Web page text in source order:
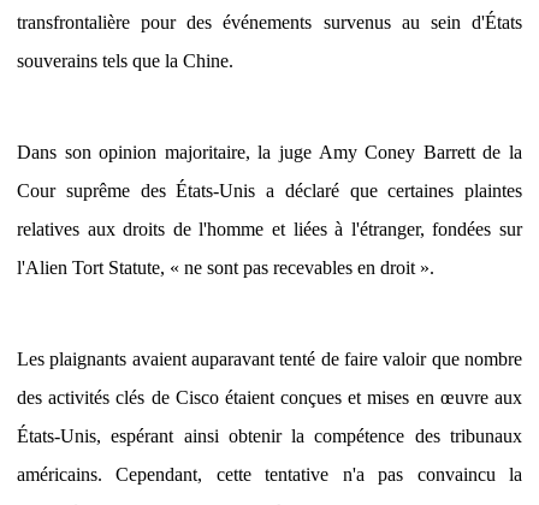
transfrontalière pour des événements survenus au sein d'États
souverains tels que la Chine.
Dans son opinion majoritaire, la juge Amy Coney Barrett de la
Cour suprême des États-Unis a déclaré que certaines plaintes
relatives aux droits de l'homme et liées à l'étranger, fondées sur
l'Alien Tort Statute, « ne sont pas recevables en droit ».
Les plaignants avaient auparavant tenté de faire valoir que nombre
des activités clés de Cisco étaient conçues et mises en œuvre aux
États-Unis, espérant ainsi obtenir la compétence des tribunaux
américains. Cependant, cette tentative n'a pas convaincu la